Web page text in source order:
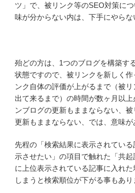
ツ」で、被リンク等のSEO対策に
味が分からない内は、下手にやらな
殆どの方は、1つのブログを構築す
状態ですので、被リンクを新しく作
ンク自体の評価が上がるまで（被
出て来るまで）の時間が数ヶ月以
ンブログの更新もままならない、
更新もままならない、では、意味が
先程の「検索結果に表示されてい
示させたい」の項目で触れた「共
に上位表示されている記事に入れ
しまうと検索順位が下がる事もあり